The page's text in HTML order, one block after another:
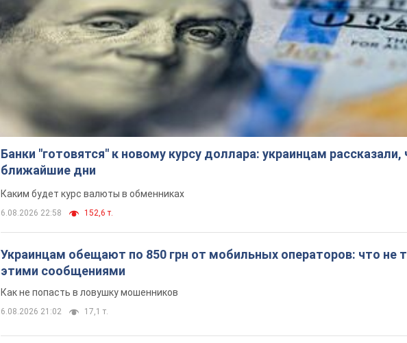
Банки "готовятся" к новому курсу доллара: украинцам
ближайшие дни
Каким будет курс валюты в обменниках
6.08.2026 22:58 152,6 т.
Украинцам обещают по 850 грн от мобильных операторов: что не
этими сообщениями
Как не попасть в ловушку мошенников
6.08.2026 21:02 17,1 т.